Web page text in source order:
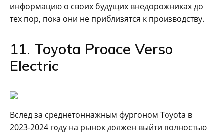
информацию о своих будущих внедорожниках до
тех пор, пока они не приблизятся к производству.
11. Toyota Proace Verso
Electric
Вслед за среднетоннажным фургоном Toyota в
2023-2024 году на рынок должен выйти полностью